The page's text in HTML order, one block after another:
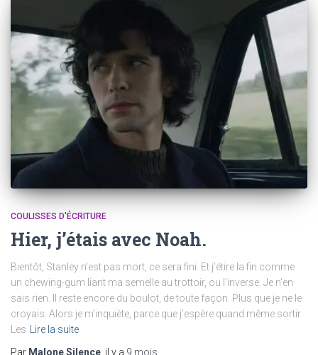
COULISSES D'ÉCRITURE
Hier, j’étais avec Noah.
Bientôt, Stanley n’est pas mort, ce sera fini. Et j’étire la fin comme
un chewing-gum liant ma semelle au trottoir, ou l’inverse. Je n’en
sais rien. Il reste encore du boulot, de toute façon. Plus que je ne le
croyais. Alors je m’inquiète, parce que j’espère quand même sortir
Les
Lire la suite
Par Malone Silence , il y a 9 mois